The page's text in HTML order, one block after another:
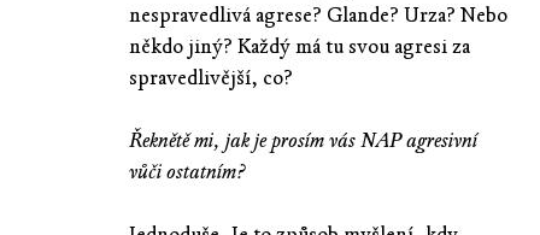
nespravedlivá agrese? Glande? Urza? Nebo
někdo jiný? Každý má tu svou agresi za
spravedlivější, co?
Řeknětě mi, jak je prosím vás NAP agresivní
vůči ostatním?